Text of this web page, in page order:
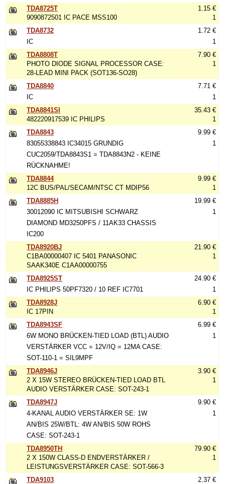
TDA8725T
9090872501 IC PACE MSS100
1.15 €
1
TDA8732
IC
1.72 €
1
TDA8808T
PHOTO DIODE SIGNAL PROCESSOR CASE:
28-LEAD MINI PACK (SOT136-SO28)
7.90 €
1
TDA8840
IC
7.71 €
1
TDA8841SI
482220917539 IC PHILIPS
35.43 €
1
TDA8843
83055338843 IC34015 GRUNDIG
CUC2059/TDA8843S1 = TDA8843N2 - KEINE
RÜCKNAHME!
9.99 €
1
TDA8844
12C BUS/PAL/SECAM/NTSC CT MDIP56
9.99 €
1
TDA8885H
30012090 IC MITSUBISHI SCHWARZ
DIAMOND MD3250PFS / 11AK33 CHASSIS
IC200
19.99 €
1
TDA8920BJ
C1BA00000407 IC 5401 PANASONIC
SAAK340E C1AA00000755
21.90 €
1
TDA8925ST
IC PHILIPS 50PF7320 / 10 REF IC7701
24.90 €
1
TDA8928J
IC 17PIN
6.90 €
1
TDA8943SF
6W MONO BRÜCKEN-TIED LOAD (BTL) AUDIO
VERSTÄRKER VCC = 12V/IQ = 12MA CASE:
SOT-110-1 = SIL9MPF
6.99 €
1
TDA8946J
2 X 15W STEREO BRÜCKEN-TIED LOAD BTL
AUDIO VERSTÄRKER CASE: SOT-243-1
3.90 €
1
TDA8947J
4-KANAL AUDIO VERSTÄRKER SE: 1W
AN/BIS 25W/BTL: 4W AN/BIS 50W ROHS
CASE: SOT-243-1
9.90 €
1
TDA8950TH
2 X 150W CLASS-D ENDVERSTÄRKER /
LEISTUNGSVERSTÄRKER CASE: SOT-566-3
79.90 €
1
TDA9103
2.37 €